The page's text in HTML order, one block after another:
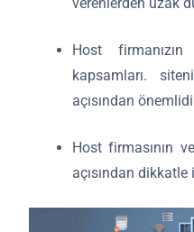
Host
kapsamları.
açısından
Host firmasının
açısından dikkatle